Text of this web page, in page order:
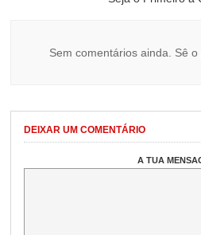
Sem comentários ainda. Sê
DEIXAR UM COMENTÁRIO
A TUA